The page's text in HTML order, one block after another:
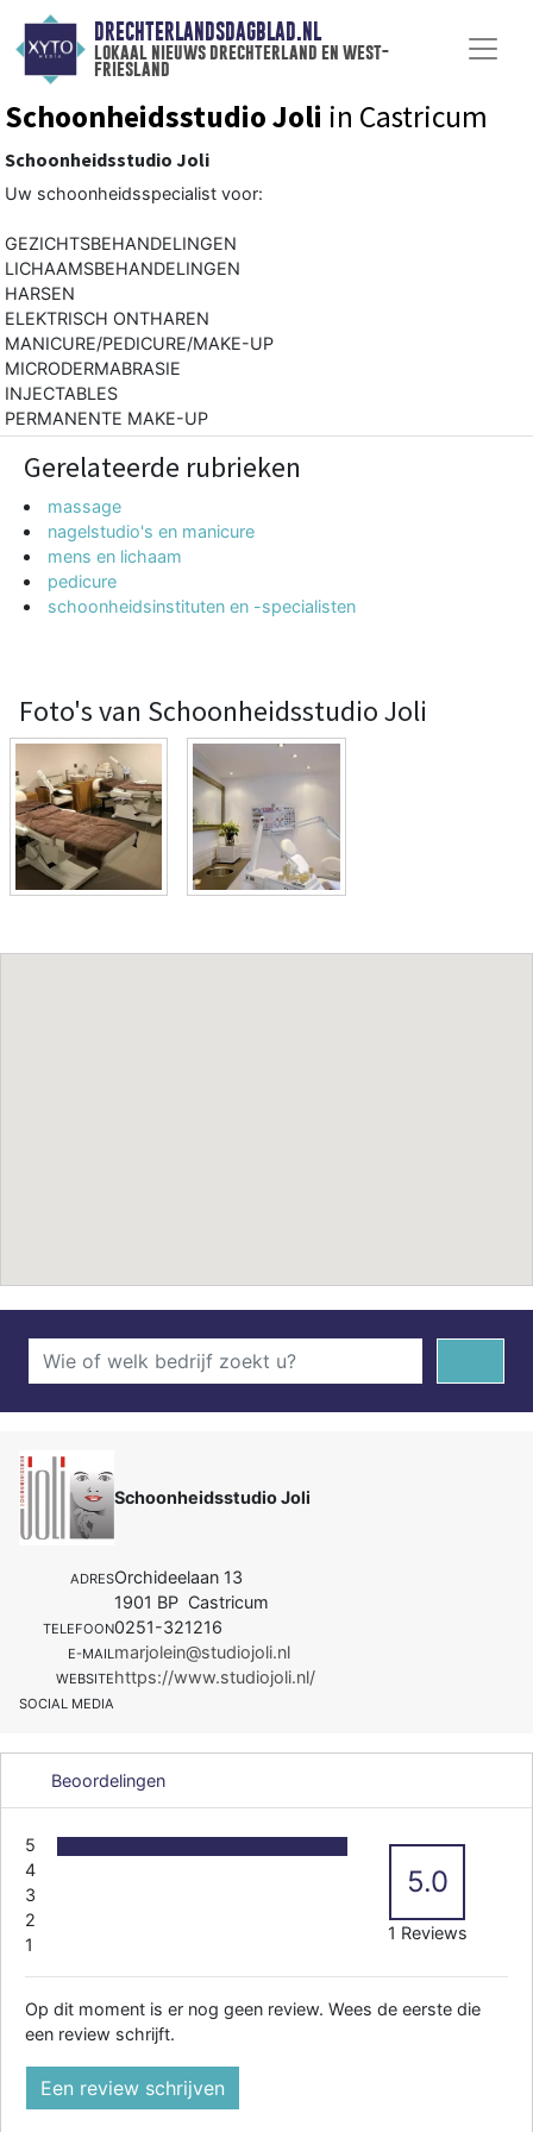
DRECHTERLANDSDAGBLAD.NL
lokaal nieuws drechterland en west-
friesland
Schoonheidsstudio Joli in Castricum
Schoonheidsstudio Joli
Uw schoonheidsspecialist voor:
GEZICHTSBEHANDELINGEN
LICHAAMSBEHANDELINGEN
HARSEN
ELEKTRISCH ONTHAREN
MANICURE/PEDICURE/MAKE-UP
MICRODERMABRASIE
INJECTABLES
PERMANENTE MAKE-UP
Gerelateerde rubrieken
massage
nagelstudio's en manicure
mens en lichaam
pedicure
schoonheidsinstituten en -specialisten
Foto's van Schoonheidsstudio Joli
Schoonheidsstudio Joli
ADRESOrchideelaan 13
1901 BP Castricum
TELEFOON0251-321216
E-MAILmarjolein@studiojoli.nl
WEBSITEhttps://www.studiojoli.nl/
SOCIAL MEDIA
Beoordelingen
5
4
3
2
1
5.0
1 Reviews
Op dit moment is er nog geen review. Wees de eerste die
een review schrijft.
Een review schrijven